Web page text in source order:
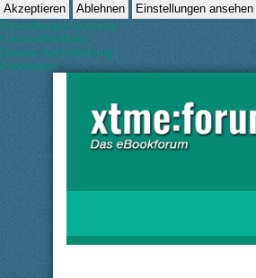
Akzeptieren
Ablehnen Einstellungen ansehen
Einstellungen ansehen
Cookie-Richtlinie
Datenschutzerklärung
Impressum